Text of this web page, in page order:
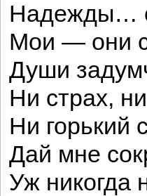
Надежды…
Мои — они
Души
Ни страх,
Ни горький
Дай мне
Уж никогда